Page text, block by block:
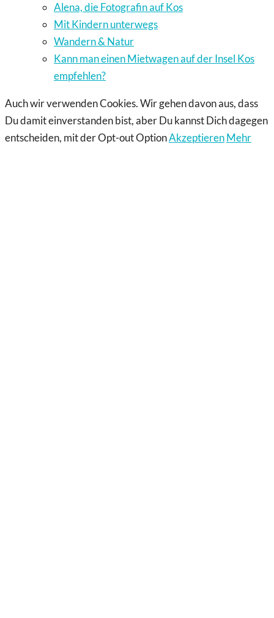
Alena, die Fotografin auf Kos
Mit Kindern unterwegs
Wandern & Natur
Kann man einen Mietwagen auf der Insel Kos
empfehlen?
Auch wir verwenden Cookies. Wir gehen davon aus, dass
Du damit einverstanden bist, aber Du kannst Dich dagegen
entscheiden, mit der Opt-out OptionAkzeptierenMehr